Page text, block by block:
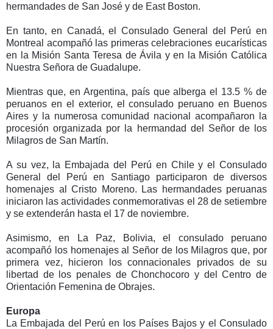
hermandades de San José y de East Boston.
En tanto, en Canadá, el Consulado General del Perú en
Montreal acompañó las primeras celebraciones eucarísticas
en la Misión Santa Teresa de Ávila y en la Misión Católica
Nuestra Señora de Guadalupe.
Mientras que, en Argentina, país que alberga el 13.5 % de
peruanos en el exterior, el consulado peruano en Buenos
Aires y la numerosa comunidad nacional acompañaron la
procesión organizada por la hermandad del Señor de los
Milagros de San Martín.
A su vez, la Embajada del Perú en Chile y el Consulado
General del Perú en Santiago participaron de diversos
homenajes al Cristo Moreno. Las hermandades peruanas
iniciaron las actividades conmemorativas el 28 de setiembre
y se extenderán hasta el 17 de noviembre.
Asimismo, en La Paz, Bolivia, el consulado peruano
acompañó los homenajes al Señor de los Milagros que, por
primera vez, hicieron los connacionales privados de su
libertad de los penales de Chonchocoro y del Centro de
Orientación Femenina de Obrajes.
Europa
La Embajada del Perú en los Países Bajos y el Consulado